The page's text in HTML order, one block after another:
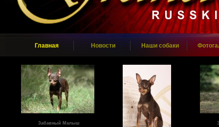
Главная Новости Наши собаки
Забавный Малыш